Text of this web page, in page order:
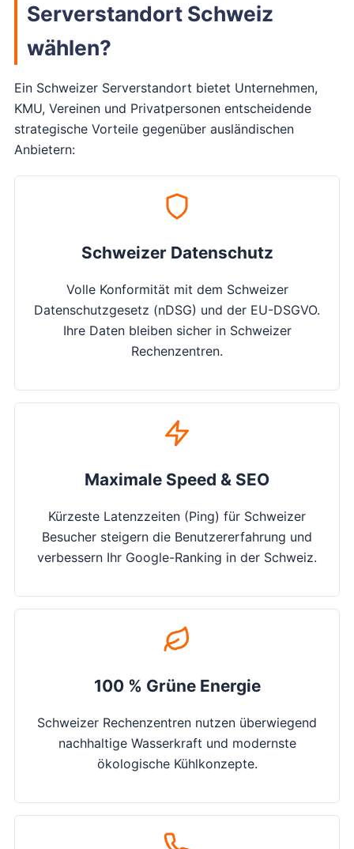
Serverstandort Schweiz
wählen?
Ein Schweizer Serverstandort bietet Unternehmen,
KMU, Vereinen und Privatpersonen entscheidende
strategische Vorteile gegenüber ausländischen
Anbietern:
Schweizer Datenschutz
Volle Konformität mit dem Schweizer
Datenschutzgesetz (nDSG) und der EU-DSGVO.
Ihre Daten bleiben sicher in Schweizer
Rechenzentren.
Maximale Speed & SEO
Kürzeste Latenzzeiten (Ping) für Schweizer
Besucher steigern die Benutzererfahrung und
verbessern Ihr Google-Ranking in der Schweiz.
100 % Grüne Energie
Schweizer Rechenzentren nutzen überwiegend
nachhaltige Wasserkraft und modernste
ökologische Kühlkonzepte.